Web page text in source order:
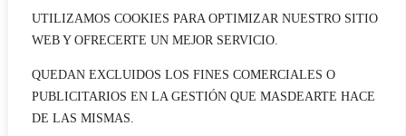
UTILIZAMOS COOKIES PARA OPTIMIZAR NUESTRO SITIO
WEB Y OFRECERTE UN MEJOR SERVICIO.
QUEDAN EXCLUIDOS LOS FINES COMERCIALES O
PUBLICITARIOS EN LA GESTIÓN QUE MASDEARTE HACE
DE LAS MISMAS.
Publicidad
Contacto
© 2026 masdearte. Información de exposiciones, museos y artistas